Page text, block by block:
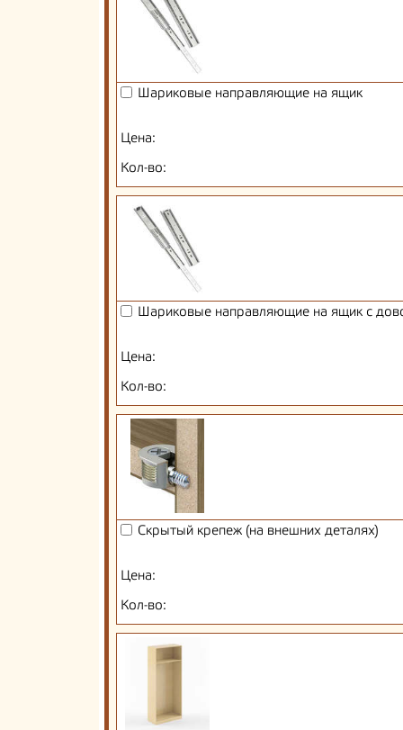
Шариковые направляющие на ящик
Цена:
Кол-во:
Шариковые направляющие на ящик с
Цена:
Кол-во:
Скрытый крепеж (на внешних деталях)
Цена:
Кол-во: